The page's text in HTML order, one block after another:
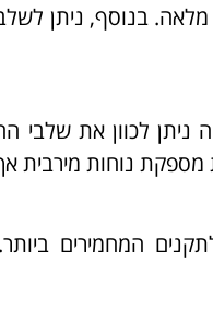
בנוסף, ניתן
ניתן לכוון את שלבי
נוחות מירבית אך
המחמירים